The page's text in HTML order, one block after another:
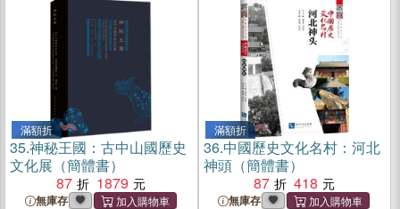
滿額折
35.神秘王國：古中山國歷史
文化展（簡體書）
87
1879
無庫存
滿額折
36.中國歷史文化名村：河北
神頭（簡體書）
87
418
無庫存